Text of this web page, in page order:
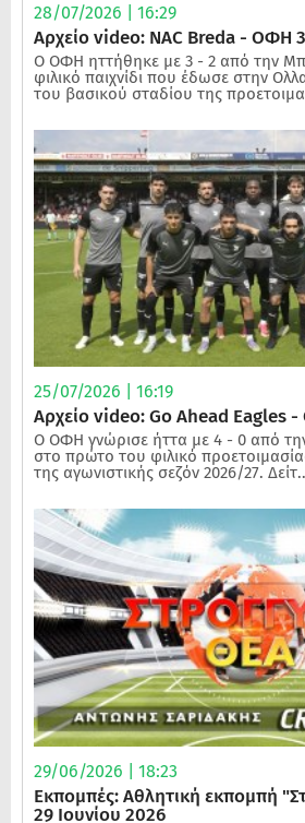
28/07/2026 | 16:29
Αρχείο video: NAC Breda - ΟΦΗ
Ο ΟΦΗ ηττήθηκε με 3 - 2 από την
φιλικό παιχνίδι που έδωσε στην
του βασικού σταδίου της
25/07/2026 | 16:19
Αρχείο video: Go Ahead Eagles
Ο ΟΦΗ γνώρισε ήττα με 4 - 0 από
στο πρώτο του φιλικό
της αγωνιστικής σεζόν 2026/27.
29/06/2026 | 18:23
Εκπομπές: Αθλητική εκπομπή
29 Ιουνίου 2026